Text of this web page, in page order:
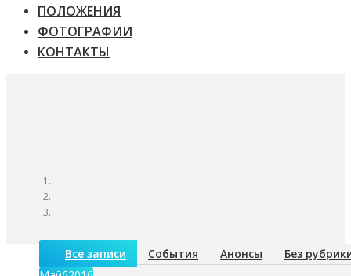
ПОЛОЖЕНИЯ
ФОТОГРАФИИ
КОНТАКТЫ
Все записи События Анонсы
Без